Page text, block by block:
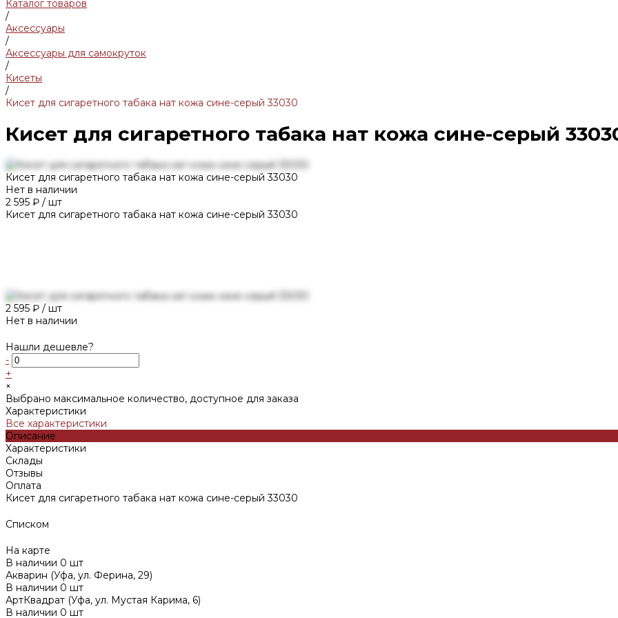
Каталог товаров
/
Аксессуары
/
Аксессуары для самокруток
/
Кисеты
/
Кисет для сигаретного табака нат кожа сине-серый 33030
Кисет для сигаретного табака нат кожа сине-серый
Кисет для сигаретного табака нат кожа сине-серый 33030
Нет в наличии
2 595 ₽ / шт
Кисет для сигаретного табака нат кожа сине-серый 33030
2 595 ₽ / шт
Нет в наличии
Нашли дешевле?
-
+
×
Выбрано максимальное количество, доступное для заказа
Характеристики
Все характеристики
Описание
Характеристики
Склады
Отзывы
Оплата
Кисет для сигаретного табака нат кожа сине-серый 33030
Списком
На карте
В наличии 0 шт
Акварин (Уфа, ул. Ферина, 29)
В наличии 0 шт
АртКвадрат (Уфа, ул. Мустая Карима, 6)
В наличии 0 шт